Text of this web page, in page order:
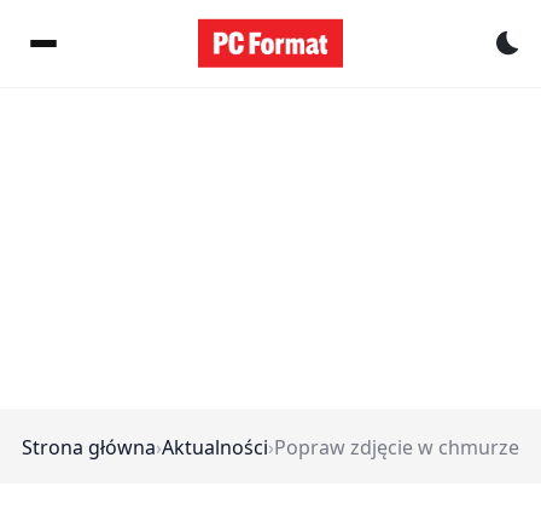
Strona główna›Aktualności›Popraw zdjęcie w chmurze